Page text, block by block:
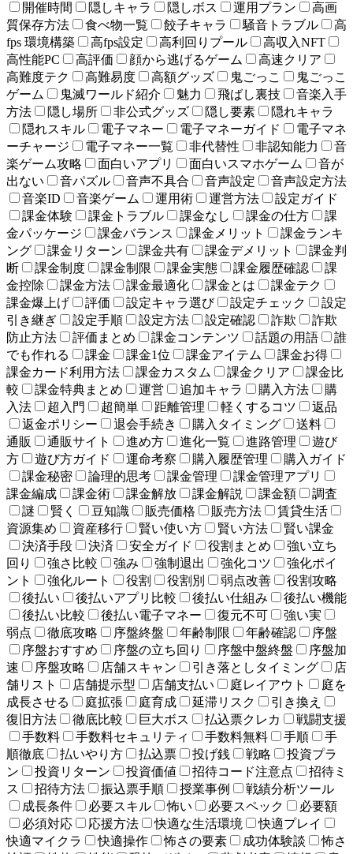
開催時間
隠しキャラ 隠しボス 運用プラン
高画
質保存方法
食べ物一覧 餃子キャラ 騒音トラブル
高
fps 環境構築
高fps設定 高利回りプール
高収入NFT
高性能PC
高評価 顔から逃げるゲーム
高速クリア
高難度テク
高難易度 高額グッズ 鬼ごっこ
鬼ごっこ
ゲーム
鬼滅ワールド紹介 魅力 飛ばし裏技
音楽入手
方法
隠し場所 非公式グッズ 隠し要素
隠れキャラ
隠れスキル
電子マネー 電子マネーガイド
電子マネ
ーチャージ
電子マネー一覧 非代替性 非認知能力
音
楽ゲーム攻略
面白いアプリ 面白いスマホゲーム
音が
出ない
音パズル 音声不具合 音声設定
音声設定方法
音楽ID
音楽ゲーム 運用術 運営方法
設定ガイド
課金体験
課金トラブル 課金なし 課金の仕方
課
金パッケージ
課金バランス 課金メリット
課金ランキ
ング
課金リターン 課金共有 課金デメリット
課金判
断
課金制度 課金制限 課金実態 課金履歴確認
課
金控除
課金方法 課金最適化 課金とは
課金テク
課金爆上げ
評価 設定キャラ選び 設定チェック
設定
引き継ぎ
設定手順 設定方法 設定確認 詐欺
詐欺
防止方法
評価まとめ 課金コンテンツ 話題の用語
誰
でも作れる
課金 課金1位 課金アイテム
課金お得
課金カード利用方法
課金カスタム 課金クリア
課金比
較
課金特典まとめ 運営 追加キャラ 購入方法
購
入法
超入門 超簡単 距離管理 軽くするコツ
返品
返金ポリシー
退会手続き 購入タイミング
送料
通販
通販サイト 進め方 進化一覧 進路管理
遊び
方
遊び方ガイド 運命考察 購入履歴管理
購入ガイド
課金秘密
論理的思考 課金管理
課金管理アプリ
課金編成
課金術 課金解放 課金解説 課金額
調査
謎
賢く 豆知識 販売価格 販売方法
賃貸生活
資源集め
資産移行 賢い使い方 賢い方法
賢い課金
決済手段
決済 安全ガイド 役割まとめ
強い立ち
回り
強さ比較 強み 強制退出 強化コツ
強化ポイ
ント
強化ルート 役割 役割別 弱点改善
役割攻略
後払い
後払いアプリ比較 後払い仕組み
後払い機能
後払い比較
後払い電子マネー 復元不可
強い実
弱点
徹底攻略 序盤終盤 年齢制限 年齢確認
序盤
序盤おすすめ
序盤の立ち回り 序盤中盤終盤
序盤加
速
序盤攻略 店舗スキャン 引き落としタイミング
店
舗リスト
店舗提示型 店舗支払い 庭レイアウト
庭を
成長させる
庭拡張 庭育成 延滞リスク
引き換え
復旧方法
徹底比較 巨大ボス 払込票クレカ
戦闘支援
手数料
手数料セキュリティ 手数料無料 手順
手
順徹底
払いやり方 払込票 投げ銭 戦略
投資プラ
ン
投資リターン 投資価値 招待コード注意点
招待ミ
ス
招待方法 振込票手順 授業事例
戦績分析ツール
成長条件
必要スキル 怖い 必要スペック
必要額
必須対応
応援方法 快適な生活環境
快適プレイ
快適マイクラ
快適操作 怖さの要素 成功体験談
怖さ